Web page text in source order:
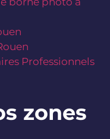
Professionnels
zones